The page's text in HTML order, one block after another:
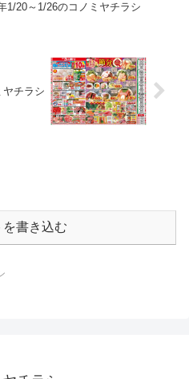
1/20～1/26のコノミヤチラシ
ヤチラシ
を書き込む